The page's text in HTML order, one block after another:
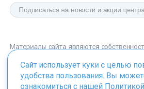
Материалы сайта являются
onclinic.ru запрещено в соответствии со
Сайт использует куки с целью
удобства пользования. Вы
ознакомиться с нашей Политикой